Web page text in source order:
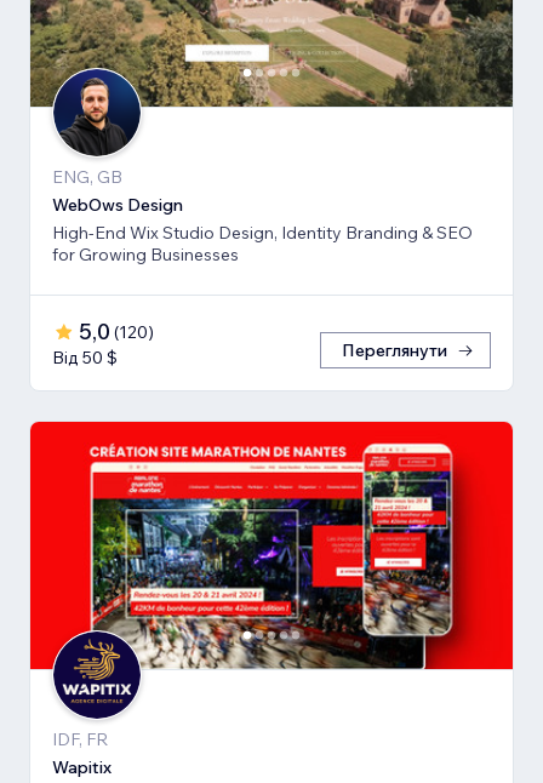
ENG, GB
WebOws Design
High-End Wix Studio Design, Identity Branding & SEO
for Growing Businesses
5,0 (120)
Від 50 $
Переглянути
IDF, FR
Wapitix